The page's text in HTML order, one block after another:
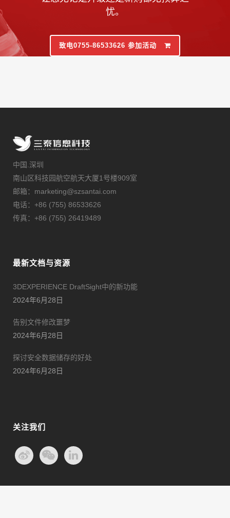
忧。
致电0755-86533626 参加活动
中国.深圳
南山区科技园航空航天大厦1号楼909室
邮箱：marketing@szsantai.com
电话：+86 (755) 86533626
传真：+86 (755) 26419489
最新文档与资源
3DEXPERIENCE DraftSight中的新功能
2024年6月28日
告别文件修改噩梦
2024年6月28日
探讨安全数据储存的好处
2024年6月28日
关注我们